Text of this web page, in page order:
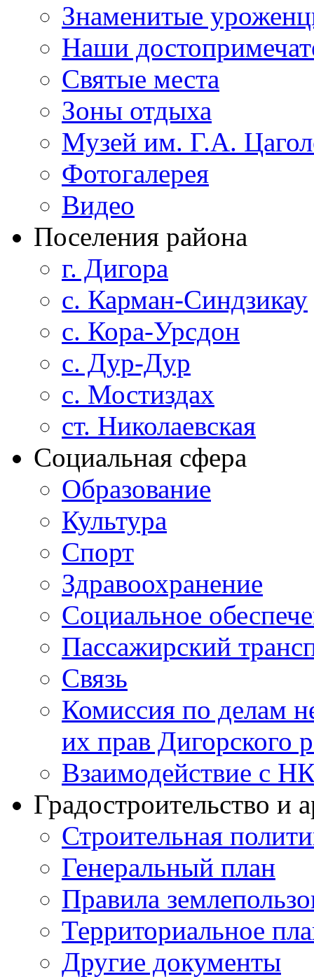
Знаменитые
Наши
Святые места
Зоны отдыха
Музей им. Г.А.
Фотогалерея
Видео
Поселения района
г. Дигора
с. Карман-Синдзикау
с. Кора-Урсдон
с. Дур-Дур
с. Мостиздах
ст. Николаевская
Социальная сфера
Образование
Культура
Спорт
Здравоохранение
Социальное
Пассажирский
Связь
Комиссия по делам
их прав Дигорского
Взаимодействие с
Градостроительство и
Строительная
Генеральный план
Правила
Территориальное
Другие документы